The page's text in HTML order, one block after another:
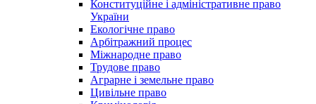
Конституційне і адміністративне право
України
Екологічне право
Арбітражний процес
Міжнародне право
Трудове право
Аграрне і земельне право
Цивільне право